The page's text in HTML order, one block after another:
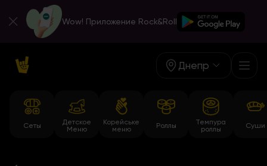
Wow! Приложение Rock&Roll
Днепр
Сеты
Детское
Меню
Корейське
меню
Роллы
Темпура
роллы
Суши